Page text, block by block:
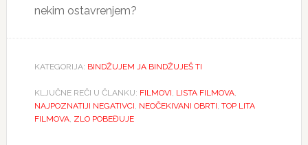
nekim ostavrenjem?
KATEGORIJA: BINDŽUJEM JA BINDŽUJEŠ TI
KLJUČNE REČI U ČLANKU: FILMOVI LISTA FILMOVA,
NAJPOZNATIJI NEGATIVCI NEOČEKIVANI OBRTI TOP LITA
FILMOVA, ZLO POBEĐUJE